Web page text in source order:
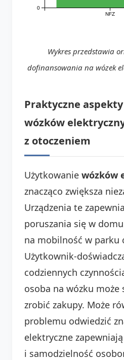
NFZ
0
Wykres przedstawia
dofinansowania na wózek
Praktyczne
wózków
z otoczeniem
Użytkowanie wózków
znacząco zwiększa
Urządzenia te
poruszania się w
na mobilność w parku
Użytkownik-
codziennych
osoba na wózku może
zrobić zakupy. Może
problemu odwiedzić
elektryczne
i samodzielność